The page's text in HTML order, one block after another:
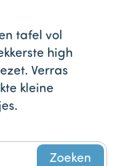
tafel vol
high
Verras
kleine
Zoeken